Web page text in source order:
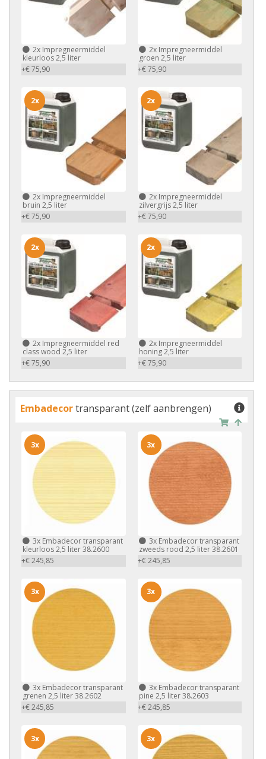
2x Impregneermiddel
kleurloos 2,5 liter
+€ 75,90
2xImpregneermiddel
groen 2,5 liter
+€ 75,90
2x Impregneermiddel
bruin 2,5 liter
+€ 75,90
2x
2xImpregneermiddel
zilvergrijs 2,5 liter
+€ 75,90
2x
2x Impregneermiddel red
class wood 2,5 liter
+€ 75,90
2x
2xImpregneermiddel
honing 2,5 liter
+€ 75,90
2x
Embadecortransparant (zelf aanbrengen)
3x Embadecor transparant
kleurloos 2,5 liter 38.2600
+€ 245,85
3x
3xEmbadecor transparant
zweeds rood 2,5 liter 38.2601
+€ 245,85
3x
3x Embadecor transparant
grenen 2,5 liter 38.2602
+€ 245,85
3x
3xEmbadecor transparant
pine 2,5 liter 38.2603
+€ 245,85
3x
3x 3x